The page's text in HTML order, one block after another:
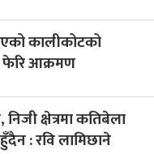
कालीकोटको
फेरि आक्रमण
क्षेत्रमा कतिबेला
: रवि लामिछाने